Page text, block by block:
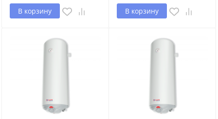
В корзину В корзину